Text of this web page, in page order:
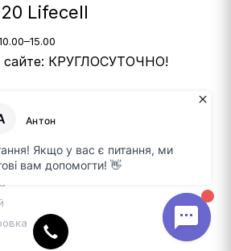
Lifecell
сайте: КРУГЛОСУТОЧНО!
Би-
Контакты